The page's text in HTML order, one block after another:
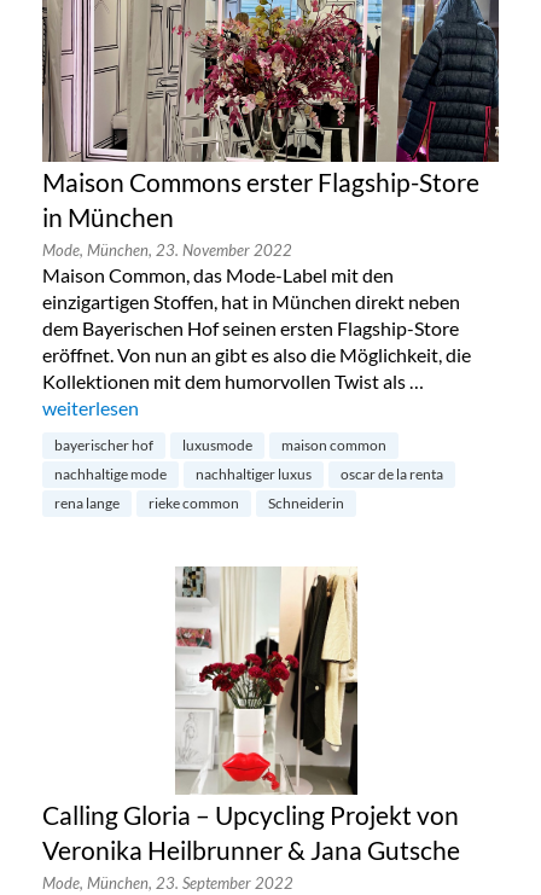
Maison Commons erster Flagship-Store
in München
Mode, München, 23. November 2022
Maison Common, das Mode-Label mit den
einzigartigen Stoffen, hat in München direkt neben
dem Bayerischen Hof seinen ersten Flagship-Store
eröffnet. Von nun an gibt es also die Möglichkeit, die
Kollektionen mit dem humorvollen Twist als …
„Maison Commons erster Flagship-Store in München“
weiterlesen
bayerischer hof luxusmode
maison common
nachhaltige mode
nachhaltiger luxus
oscar de la renta
rena lange
rieke common Schneiderin
Calling Gloria – Upcycling Projekt von
Veronika Heilbrunner & Jana Gutsche
Mode, München, 23. September 2022